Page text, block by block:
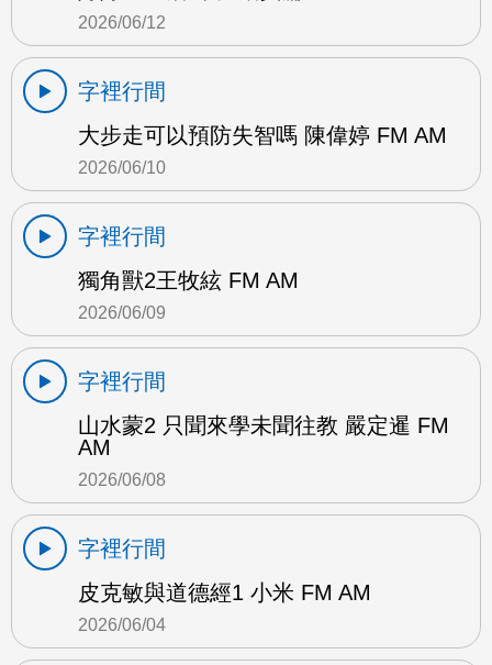
2026/06/12
字裡行間
大步走可以預防失智嗎 陳偉婷 FM AM
2026/06/10
字裡行間
獨角獸2王牧絃 FM AM
2026/06/09
字裡行間
山水蒙2 只聞來學未聞往教 嚴定暹 FM
AM
2026/06/08
字裡行間
皮克敏與道德經1 小米 FM AM
2026/06/04